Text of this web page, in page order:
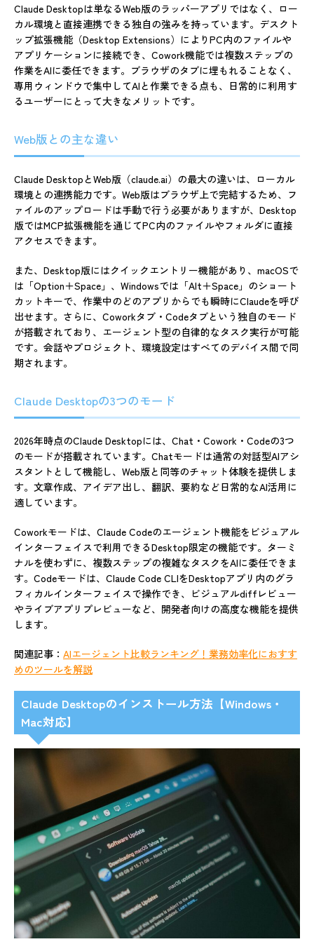
Claude Desktopは単なるWeb版のラッパーアプリではなく、ロー
カル環境と直接連携できる独自の強みを持っています。デスクト
ップ拡張機能（Desktop Extensions）によりPC内のファイルや
アプリケーションに接続でき、Cowork機能では複数ステップの
作業をAIに委任できます。ブラウザのタブに埋もれることなく、
専用ウィンドウで集中してAIと作業できる点も、日常的に利用す
るユーザーにとって大きなメリットです。
Web版との主な違い
Claude DesktopとWeb版（claude.ai）の最大の違いは、ローカル
環境との連携能力です。Web版はブラウザ上で完結するため、フ
ァイルのアップロードは手動で行う必要がありますが、Desktop
版ではMCP拡張機能を通じてPC内のファイルやフォルダに直接
アクセスできます。
また、Desktop版にはクイックエントリー機能があり、macOSで
は「Option＋Space」、Windowsでは「Alt＋Space」のショート
カットキーで、作業中のどのアプリからでも瞬時にClaudeを呼び
出せます。さらに、Coworkタブ・Codeタブという独自のモード
が搭載されており、エージェント型の自律的なタスク実行が可能
です。会話やプロジェクト、環境設定はすべてのデバイス間で同
期されます。
Claude Desktopの3つのモード
2026年時点のClaude Desktopには、Chat・Cowork・Codeの3つ
のモードが搭載されています。Chatモードは通常の対話型AIアシ
スタントとして機能し、Web版と同等のチャット体験を提供しま
す。文章作成、アイデア出し、翻訳、要約など日常的なAI活用に
適しています。
Coworkモードは、Claude Codeのエージェント機能をビジュアル
インターフェイスで利用できるDesktop限定の機能です。ターミ
ナルを使わずに、複数ステップの複雑なタスクをAIに委任できま
す。Codeモードは、Claude Code CLIをDesktopアプリ内のグラ
フィカルインターフェイスで操作でき、ビジュアルdiffレビュー
やライブアプリプレビューなど、開発者向けの高度な機能を提供
します。
関連記事： AIエージェント比較ランキング！業務効率化におすす
めのツールを解説
Claude Desktopのインストール方法【Windows・
Mac対応】